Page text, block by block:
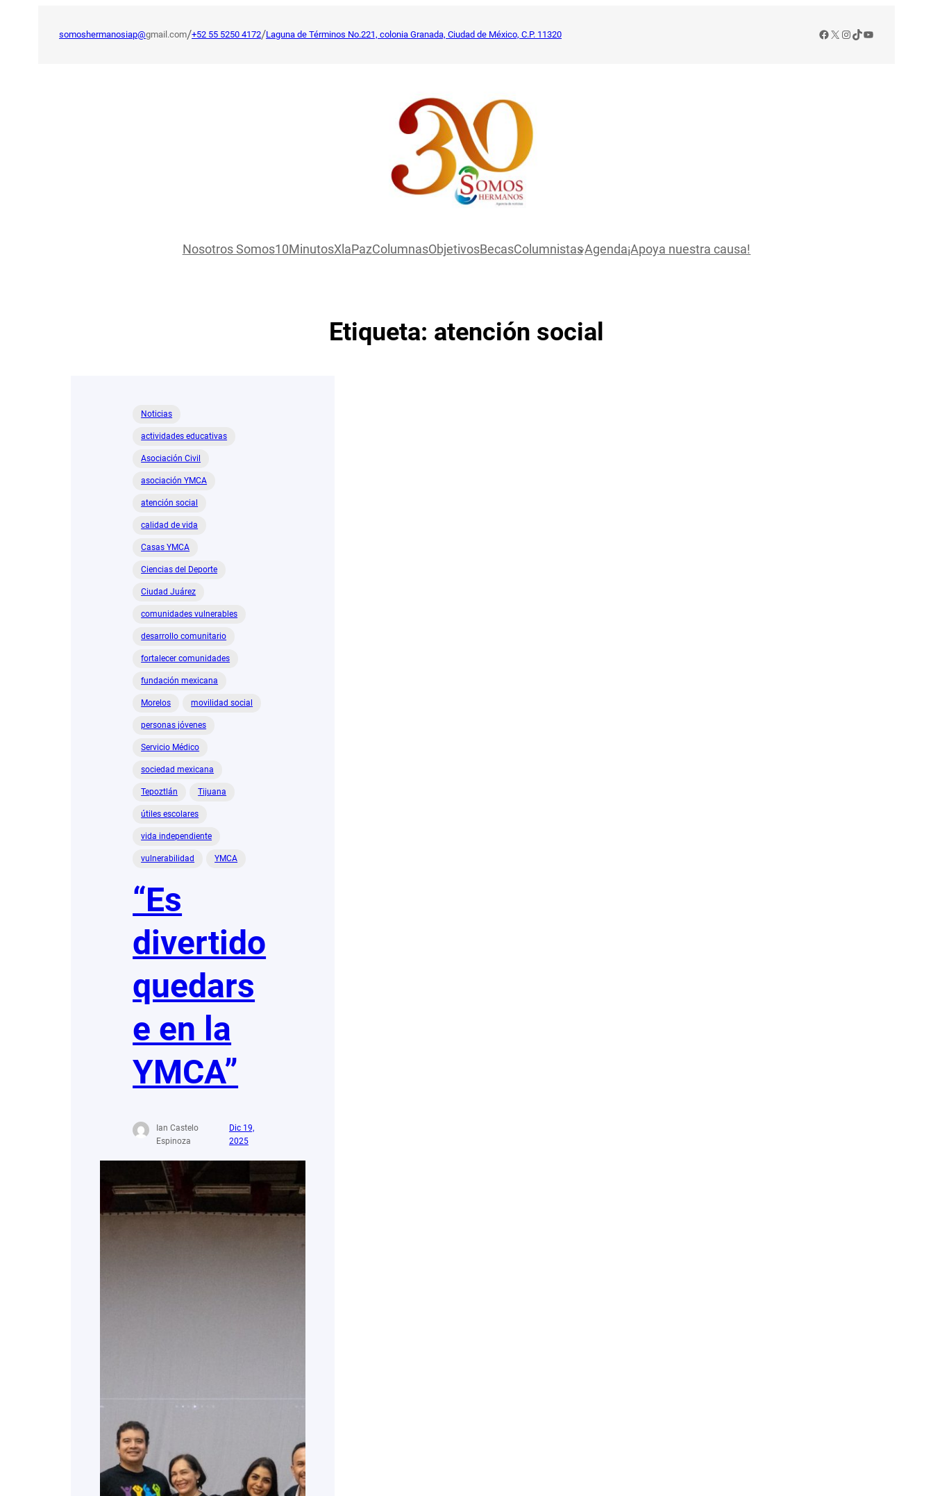
somoshermanosiap@gmail.com/+52 55 5250 4172/Laguna de Términos No.221, colonia Granada, Ciudad de México, C.P. 11320 Facebook
X Instagram
TikTok
YouTube
Nosotros Somos10MinutosXlaPazColumnasObjetivosBecasColumnistasAgenda¡Apoya nuestra causa!
Etiqueta: atención social
Noticias
actividades educativas
Asociación Civil
asociación YMCA
atención social
calidad de vida
Casas YMCA
Ciencias del Deporte
Ciudad Juárez
comunidades vulnerables
desarrollo comunitario
fortalecer comunidades
fundación mexicana
Morelos movilidad social
personas jóvenes
Servicio Médico
sociedad mexicana
Tepoztlán Tijuana
útiles escolares
vida independiente
vulnerabilidad YMCA
“Es
divertido
quedars
e en la
YMCA”
Ian Castelo
Espinoza
Dic 19,
2025